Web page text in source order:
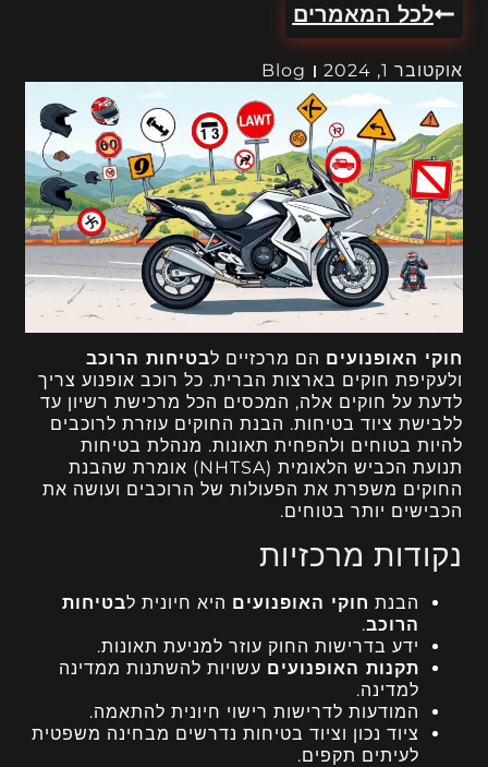
לכל המאמרים
אוקטובר 1, 2024 Blog
חוקי האופנועים הם מרכזיים לבטיחות הרוכב
ולעקיפת חוקים בארצות הברית. כל רוכב אופנוע צריך
לדעת על חוקים אלה, המכסים הכל מרכישת רשיון עד
ללבישת ציוד בטיחות. הבנת החוקים עוזרת לרוכבים
להיות בטוחים ולהפחית תאונות. מנהלת בטיחות
תנועת הכביש הלאומית (NHTSA) אומרת שהבנת
החוקים משפרת את הפעולות של הרוכבים ועושה את
הכבישים יותר בטוחים.
נקודות מרכזיות
הבנת חוקי האופנועים היא חיונית לבטיחות
הרוכב.
ידע בדרישות החוק עוזר למניעת תאונות.
תקנות האופנועים עשויות להשתנות ממדינה
למדינה.
המודעות לדרישות רישוי חיונית להתאמה.
ציוד נכון וציוד בטיחות נדרשים מבחינה משפטית
לעיתים תקפים.